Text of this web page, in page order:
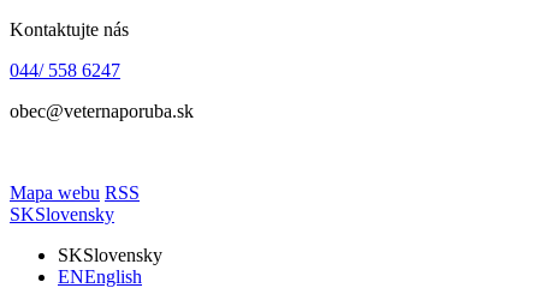
Kontaktujte nás
044/ 558 6247
obec@veternaporuba.sk
Mapa webu RSS
SKSlovensky
SKSlovensky
ENEnglish